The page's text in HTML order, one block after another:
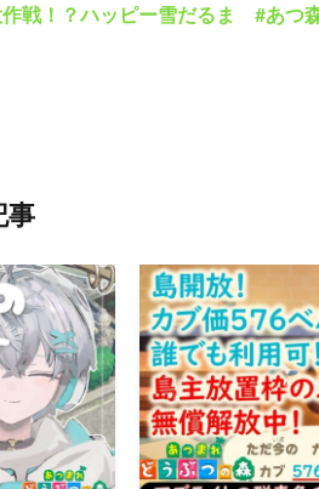
作戦！？ハッピー雪だるま #あつ
事